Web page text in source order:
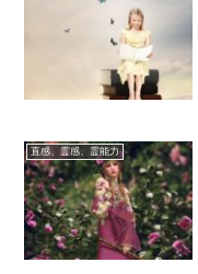
直感、霊感、霊能力